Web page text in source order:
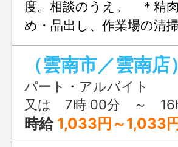
度。相談のうえ。 ＊精
め・品出し、作業場の
■雇用期間…更新月（２
（フルタイムへの転換
中年～高齢者 年齢・
【業務の変更範囲／配置
により、相談のうえ、他
場合あり。 （他部門と
パート・アルバイト
又は 7時 00分 ～ 16
時給 1,033円～1,033